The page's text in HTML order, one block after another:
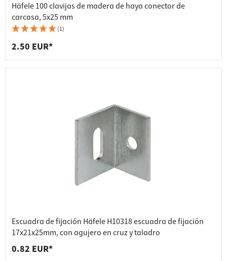
Häfele 100 clavijas de madera de haya conector de
carcasa, 5x25 mm
(1)
2.50 EUR*
Escuadra de fijación Häfele H10318 escuadra de fijación
17x21x25mm, con agujero en cruz y taladro
0.82 EUR*